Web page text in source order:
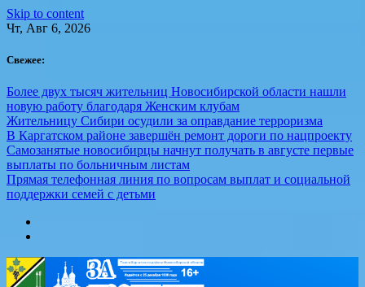
Skip to content
Чт, Авг 6, 2026
Свежее:
Более двух тысяч жительниц Новосибирской области нашли
новую работу благодаря Женским клубам
Жительницу Сибири осудили за оправдание терроризма
В Каргатском районе завершён ремонт дороги по нацпроекту
Самозанятые новосибирцы начнут получать в августе первые
выплаты по больничным листам
Прямая телефонная линия по вопросам выплат и социальной
поддержки семей с детьми